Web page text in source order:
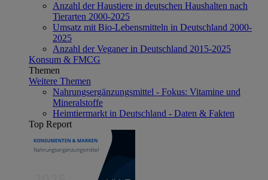
Anzahl der Haustiere in deutschen Haushalten nach
Tierarten 2000-2025
Umsatz mit Bio-Lebensmitteln in Deutschland 2000-
2025
Anzahl der Veganer in Deutschland 2015-2025
Konsum & FMCG
Themen
Weitere Themen
Nahrungsergänzungsmittel - Fokus: Vitamine und
Mineralstoffe
Heimtiermarkt in Deutschland - Daten & Fakten
Top Report